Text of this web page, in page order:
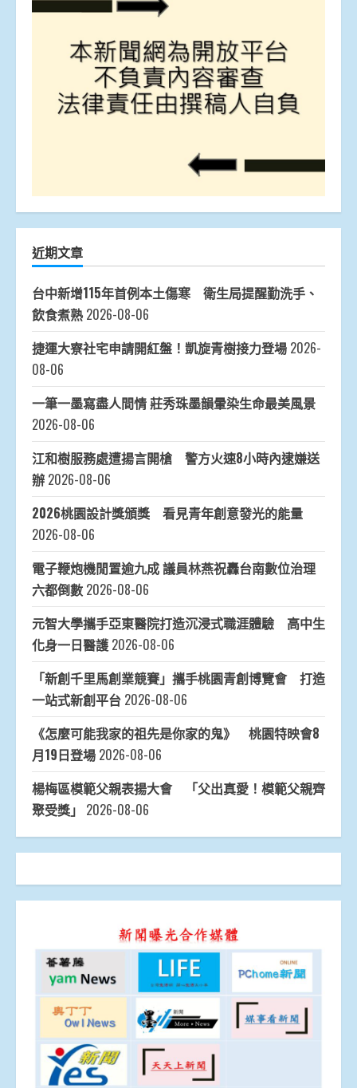
近期文章
台中新增115年首例本土傷寒 衛生局提醒勤洗手、
飲食煮熟 2026-08-06
捷運大寮社宅申請開紅盤！凱旋青樹接力登場 2026-
08-06
一筆一墨寫盡人間情 莊秀珠墨韻暈染生命最美風景
2026-08-06
江和樹服務處遭揚言開槍 警方火速8小時內逮嫌送
辦 2026-08-06
2026桃園設計獎頒獎 看見青年創意發光的能量
2026-08-06
電子鞭炮機閒置逾九成 議員林燕祝轟台南數位治理
六都倒數 2026-08-06
元智大學攜手亞東醫院打造沉浸式職涯體驗 高中生
化身一日醫護 2026-08-06
「新創千里馬創業競賽」攜手桃園青創博覽會 打造
一站式新創平台 2026-08-06
《怎麼可能我家的祖先是你家的鬼》 桃園特映會8
月19日登場 2026-08-06
楊梅區模範父親表揚大會 「父出真愛！模範父親齊
聚受獎」 2026-08-06